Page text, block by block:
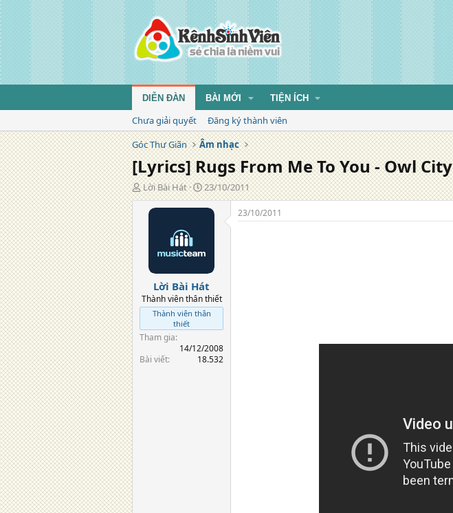
DIỄN ĐÀN BÀI MỚI TIỆN ÍCH
Chưa giải quyết
Đăng ký thành viên
Góc Thư Giãn
Âm nhạc
[Lyrics] Rugs From Me To You - Owl City
T
á
Lời Bài Hát
N
g
à
n
g
23/10/2011
Lời Bài Hát
Thành viên thân thiết
Thành viên thân
thiết
Tham gia
14/12/2008
Bài viết
18.532
23/10/2011